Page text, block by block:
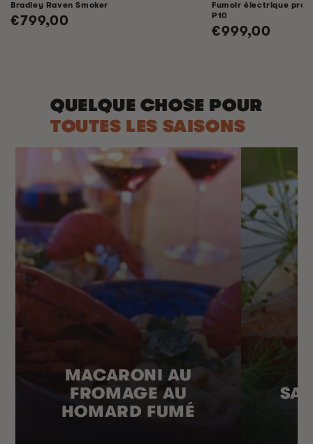
Bradley Raven Smoker
Prix
€799,00
Fumoir électrique
P10
Prix
€999,00
QUELQUE CHOSE POUR
TOUTES LES SAISONS
MACARONI AU
FROMAGE AU
HOMARD FUMÉ